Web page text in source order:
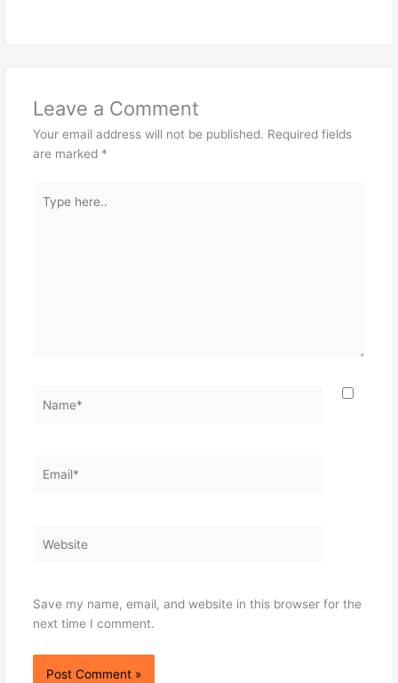
Leave a Comment
Your email address will not be published. Required fields
are marked *
here..
Save my name, email, and website in this browser for the
next time I comment.